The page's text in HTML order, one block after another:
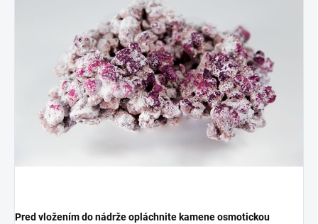
Pred vložením do nádrže opláchnite kamene osmotickou